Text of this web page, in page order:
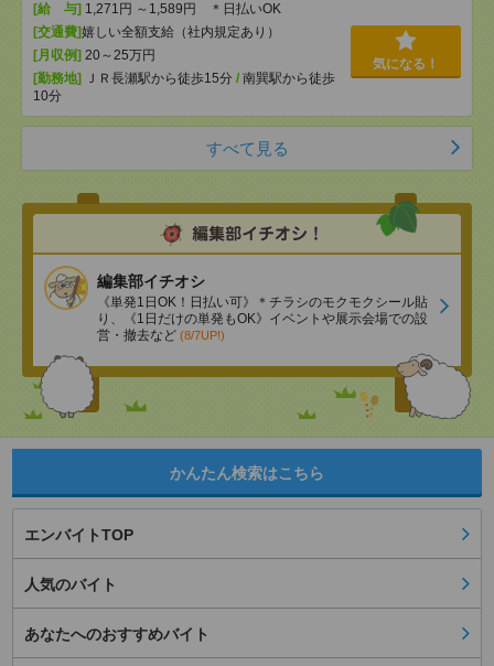
[給 与] 1,271円 ～1,589円 ＊日払いOK
[交通費]嬉しい全額支給（社内規定あり）
[月収例] 20～25万円
[勤務地]
ＪＲ長瀬駅から徒歩15分 / 南巽駅から徒歩
10分
気になる！
すべて見る
編集部イチオシ
《単発1日OK！日払い可》＊チラシのモクモクシール貼
り、《1日だけの単発もOK》イベントや展示会場での設
営・撤去など (8/7UP!)
かんたん検索はこちら
エンバイトTOP
人気のバイト
あなたへのおすすめバイト